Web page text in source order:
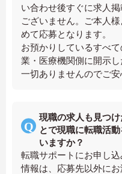
い合わせ後すぐに求人
ございません。ご本人
めて応募となります。
お預かりしているすべ
業・医療機関側に開示
一切ありませんのでご安
現職の求人も見つ
とで現職に転職活
いますか？
転職サポートにお申し
情報は、応募先以外に